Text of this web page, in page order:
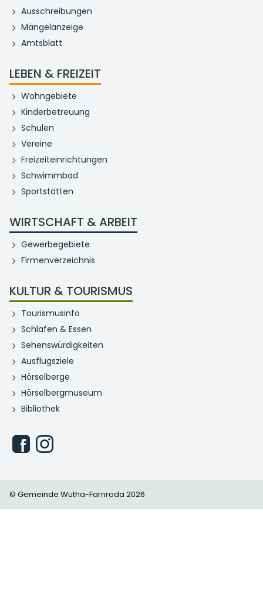
Ausschreibungen
Mängelanzeige
Amtsblatt
LEBEN & FREIZEIT
Wohngebiete
Kinderbetreuung
Schulen
Vereine
Freizeiteinrichtungen
Schwimmbad
Sportstätten
WIRTSCHAFT & ARBEIT
Gewerbegebiete
Firmenverzeichnis
KULTUR & TOURISMUS
Tourismusinfo
Schlafen & Essen
Sehenswürdigkeiten
Ausflugsziele
Hörselberge
Hörselbergmuseum
Bibliothek
© Gemeinde Wutha-Farnroda 2026